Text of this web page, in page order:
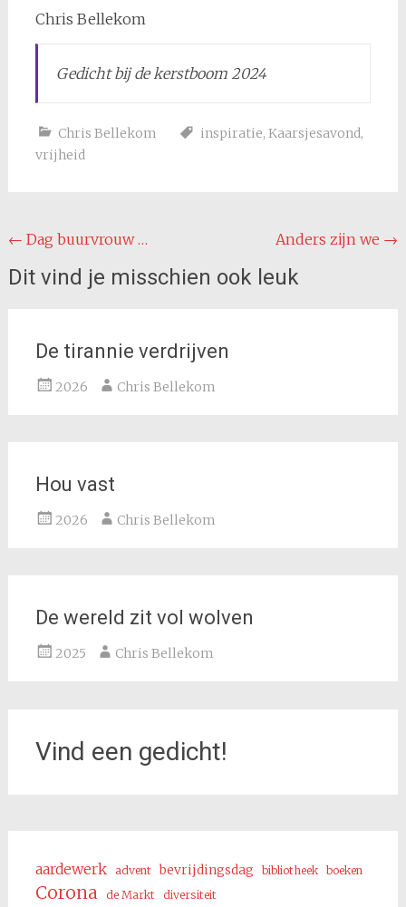
Chris Bellekom
Gedicht bij de kerstboom 2024
Chris Bellekom inspiratie, Kaarsjesavond,
vrijheid
Bericht
navigatie
← Dag buurvrouw … Anders zijn we →
Dit vind je misschien ook leuk
De tirannie verdrijven
2026 Chris Bellekom
Hou vast
2026 Chris Bellekom
De wereld zit vol wolven
2025 Chris Bellekom
Vind een gedicht!
aardewerk advent bevrijdingsdag bibliotheek boeken
Corona de Markt diversiteit